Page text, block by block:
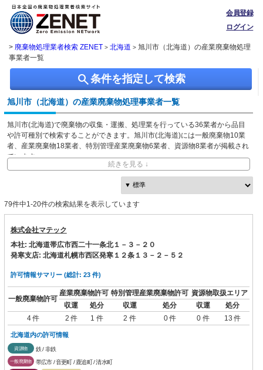
会員登録
ログイン
> 廃棄物処理業者検索 ZENET > 北海道 > 旭川市（北海道）の産業廃棄物処理
事業者一覧
search条件を指定して検索
旭川市（北海道）の産業廃棄物処理事業者一覧
旭川市(北海道)で廃棄物の収集・運搬、処理業を行っている36業者から品目
や許可種別で検索することができます。旭川市(北海道)には一般廃棄物10業
者、産業廃棄物18業者、特別管理産業廃棄物6業者、資源物8業者が掲載され
ています。
ZENETでは独自に収集した、本社・事業所の所在地、都道府県や市区町村ご
との取り扱い品目情報を無料で閲覧できます。
続きを見る ↓
79件中1-20件の検索結果を表示しています
株式会社マテック
本社: 北海道帯広市西二十一条北１－３－２０
発寒支店: 北海道札幌市西区発寒１２条１３－２－５２
許可情報サマリー (総計: 23 件)
一般廃棄物許可
産業廃棄物許可 特別管理産業廃棄物許可 資源物取扱エリア
収運
処分 収運 処分 収運
処分
4 件
2 件 1 件 2 件 0 件 0 件 13 件
北海道内の許可情報
資源物 鉄 / 非鉄
一般廃棄物 帯広市 / 音更町 / 鹿追町 / 清水町